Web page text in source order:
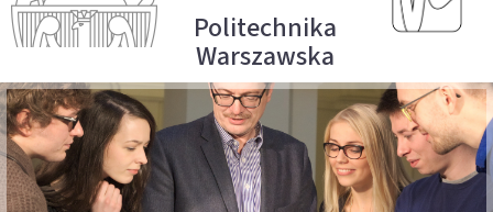
Politechnika
Warszawska